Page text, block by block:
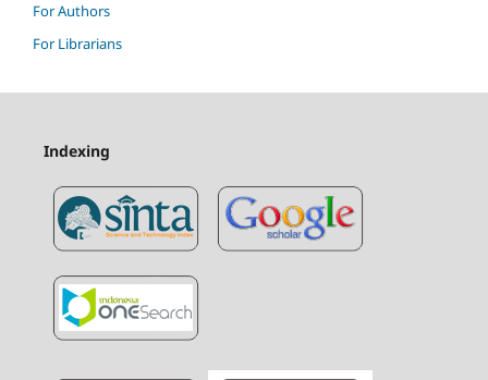
For Authors
For Librarians
Indexing